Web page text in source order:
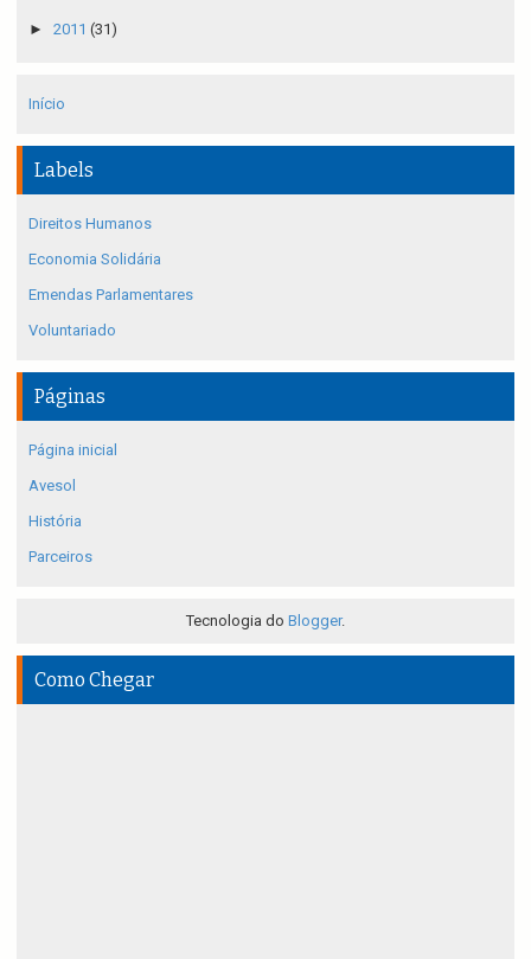
► 2011 (31)
Início
Labels
Direitos Humanos
Economia Solidária
Emendas Parlamentares
Voluntariado
Páginas
Página inicial
Avesol
História
Parceiros
Tecnologia do Blogger.
Como Chegar